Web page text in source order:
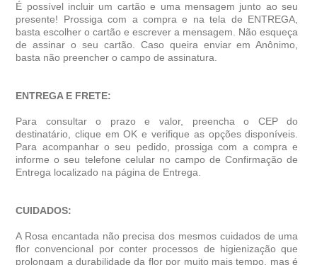
É possível incluir um cartão e uma mensagem junto ao seu
presente! Prossiga com a compra e na tela de ENTREGA,
basta escolher o cartão e escrever a mensagem. Não esqueça
de assinar o seu cartão. Caso queira enviar em Anônimo,
basta não preencher o campo de assinatura.
ENTREGA E FRETE:
Para consultar o prazo e valor, preencha o CEP do
destinatário, clique em OK e verifique as opções disponíveis.
Para acompanhar o seu pedido, prossiga com a compra e
informe o seu telefone celular no campo de Confirmação de
Entrega localizado na página de Entrega.
CUIDADOS:
A Rosa encantada não precisa dos mesmos cuidados de uma
flor convencional por conter processos de higienização que
prolongam a durabilidade da flor por muito mais tempo, mas é